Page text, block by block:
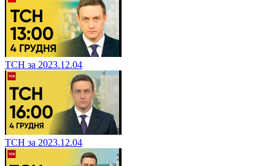
ТСН за 2023.12.04
ТСН за 2023.12.04